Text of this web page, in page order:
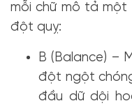
mỗi chữ mô tả một
đột quỵ:
B (Balance) –
đột ngột
đầu dữ dội